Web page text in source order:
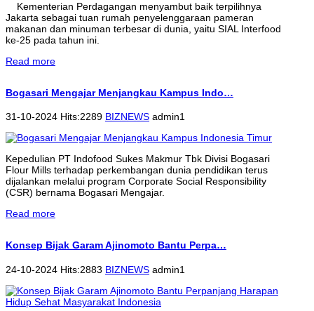
Kementerian Perdagangan menyambut baik terpilihnya
Jakarta sebagai tuan rumah penyelenggaraan pameran
makanan dan minuman terbesar di dunia, yaitu SIAL Interfood
ke-25 pada tahun ini.
Read more
Bogasari Mengajar Menjangkau Kampus Indo…
31-10-2024 Hits:2289 BIZNEWS admin1
Kepedulian PT Indofood Sukes Makmur Tbk Divisi Bogasari
Flour Mills terhadap perkembangan dunia pendidikan terus
dijalankan melalui program Corporate Social Responsibility
(CSR) bernama Bogasari Mengajar.
Read more
Konsep Bijak Garam Ajinomoto Bantu Perpa…
24-10-2024 Hits:2883 BIZNEWS admin1